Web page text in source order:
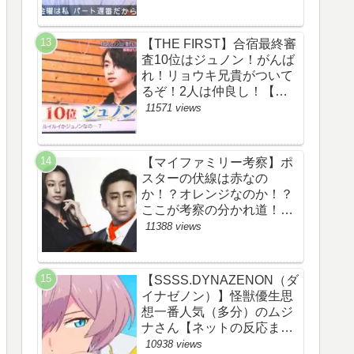
幕伏線まとめ】
【THE FIRST】合宿最終審
査10位はジュノン！がんば
れ！リョウキ兄貴がついて
るぞ！2人は仲良し！【ザ
ファースト・ネット・ツイ
リ・BE:FIRST・ビーファ
ースト・JUNON・
RYOKI】
11571 views
【マイファミリー考察】ポ
スターの伏線は赤なの
か！？オレンジなのか！？
ここが考察の分かれ道！
【ツイッターの考察ネタバ
じ伏線まとめ】
11388 views
【SSSS.DYNAZENON（ダ
イナゼノン）】怪獣優生思
想一番人気（多分）のムジ
ナさん【ネットの反応まと
め】
10938 views